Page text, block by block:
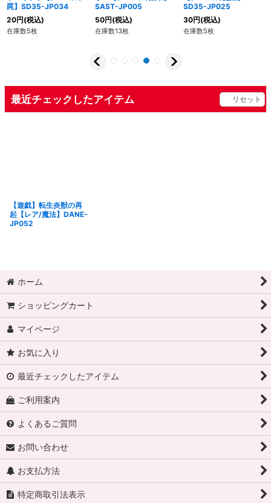
罠】SD35-JP034
20円(税込)
在庫数5枚
SAST-JP005
50円(税込)
在庫数13枚
SD35-JP025
30円(税込)
在庫数5枚
最近チェックしたアイテム リセット
【遊戯】転生炎獣の再
起【レア/魔法】DANE-
JP052
ホーム
ショッピングカート
マイページ
お気に入り
最近チェックしたアイテム
ご利用案内
よくあるご質問
お問い合わせ
お支払方法
特定商取引法表示